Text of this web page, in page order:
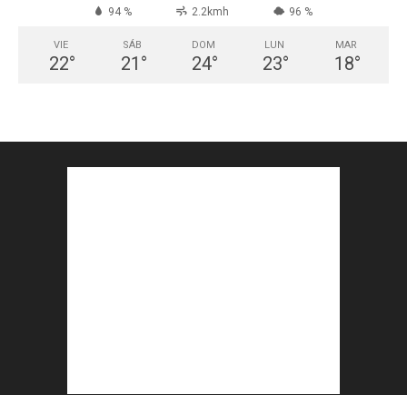
94 % 2.2kmh 96 %
VIE
22°
SÁB
21 °
DOM
24°
LUN
23°
MAR
18°